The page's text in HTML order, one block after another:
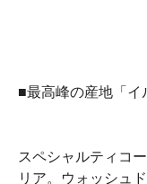
■最高峰の産地「イ
スペシャルティコ
リア。ウォッシュ